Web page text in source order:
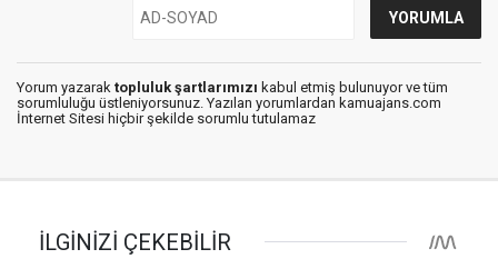
Yorum yazarak topluluk şartlarımızı kabul etmiş bulunuyor ve tüm
sorumluluğu üstleniyorsunuz. Yazılan yorumlardan kamuajans.com
İnternet Sitesi hiçbir şekilde sorumlu tutulamaz